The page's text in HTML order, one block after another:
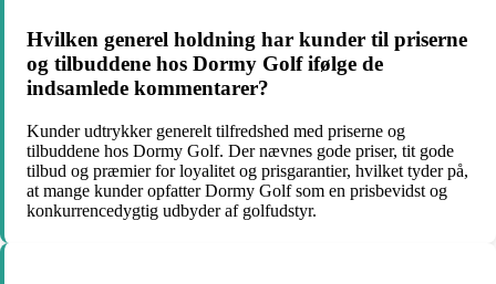
Hvilken generel holdning har kunder til priserne
og tilbuddene hos Dormy Golf ifølge de
indsamlede kommentarer?
Kunder udtrykker generelt tilfredshed med priserne og
tilbuddene hos Dormy Golf. Der nævnes gode priser, tit gode
tilbud og præmier for loyalitet og prisgarantier, hvilket tyder på,
at mange kunder opfatter Dormy Golf som en prisbevidst og
konkurrencedygtig udbyder af golfudstyr.